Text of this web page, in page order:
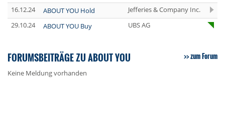
16.12.24
ABOUT YOU Hold
Jefferies & Company Inc.
29.10.24
ABOUT YOU Buy UBS AG
FORUMSBEITRÄGE ZU ABOUT YOU zum Forum
Keine Meldung vorhanden